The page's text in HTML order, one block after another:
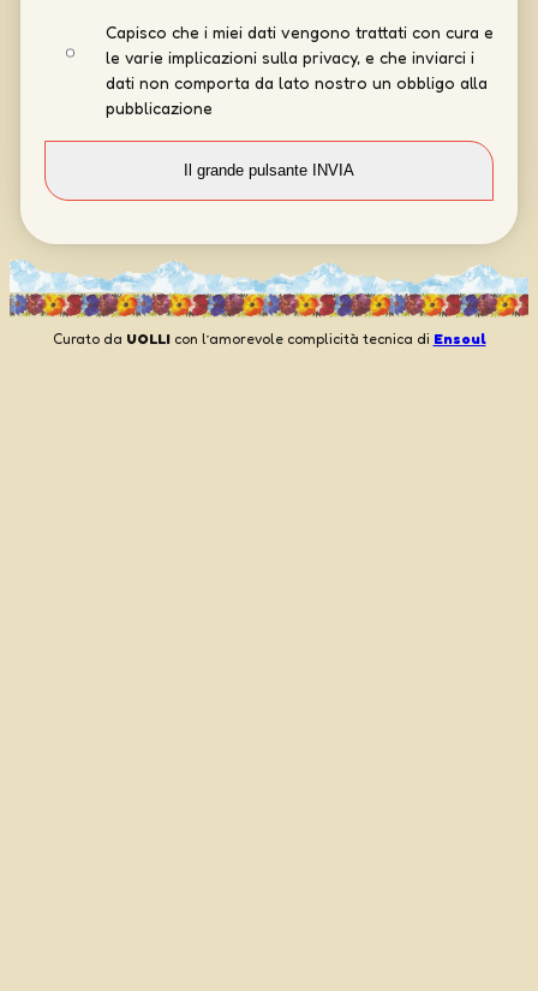
Capisco che i miei dati vengono trattati con cura e
le varie implicazioni sulla privacy, e che inviarci i
dati non comporta da lato nostro un obbligo alla
pubblicazione
Curato da UOLLIcon l’amorevole complicità tecnica di Ensoul